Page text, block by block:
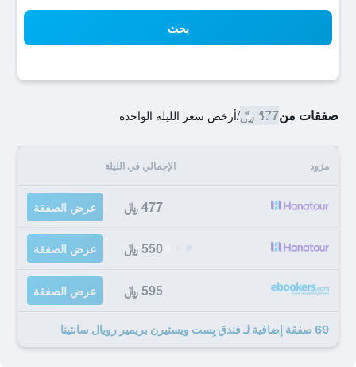
بحث
صفقات من477 ﷼ /أرخص سعر الليلة الواحدة
مزود الإجمالي في الليلة
477 ﷼ عرض الصفقة
550 ﷼ عرض الصفقة
595 ﷼ عرض الصفقة
69 صفقة إضافية لـ فندق بِست ويستيرن بريمير رويال سانتينا